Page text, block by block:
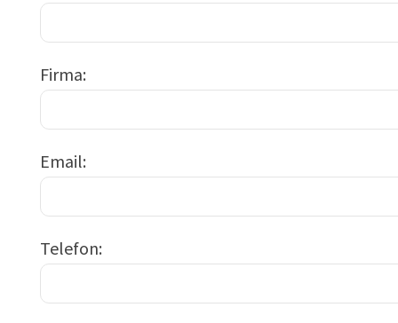
Firma
Email
Telefon